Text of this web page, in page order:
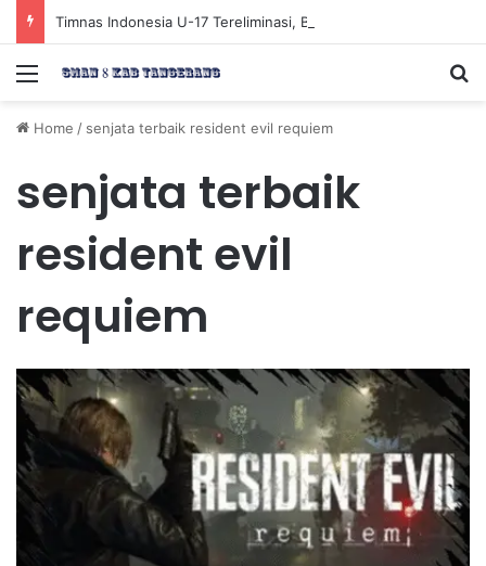
Menu
Home / senjata terbaik resident evil requiem
senjata terbaik
resident evil
requiem